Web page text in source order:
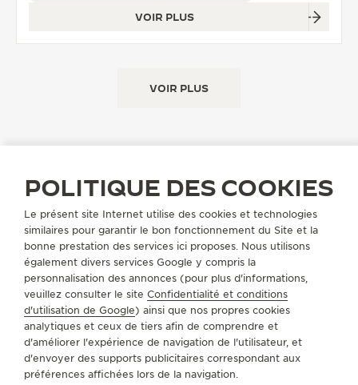
VOIR PLUS
VOIR PLUS
TROUVER UNE BOUTIQUETOUS LES MAGASINSEUROPE
PAYS-BAS
A PROPOS DE NOUS
SERVICES
CONTACT
POLITIQUE DES COOKIES
Le présent site Internet utilise des cookies et technologies
similaires pour garantir le bon fonctionnement du Site et la
bonne prestation des services ici proposes. Nous utilisons
également divers services Google y compris la
personnalisation des annonces (pour plus d'informations,
veuillez consulter le site Confidentialité et conditions
d'utilisation de Google) ainsi que nos propres cookies
analytiques et ceux de tiers afin de comprendre et
d'améliorer l'expérience de navigation de l'utilisateur, et
d'envoyer des supports publicitaires correspondant aux
préférences affichées lors de la navigation.